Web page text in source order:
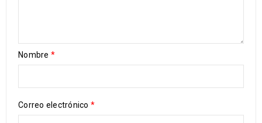
Nombre *
Correo electrónico *